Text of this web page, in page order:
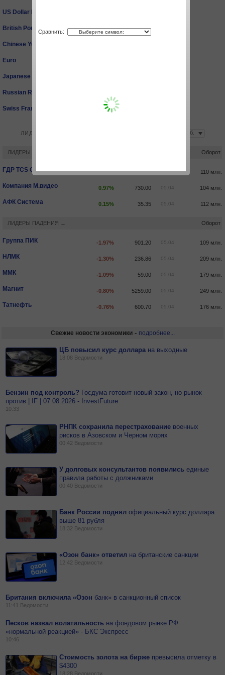
US Dollar Index
British Pound 0.78% 1.2584
Chinese Yuan
Euro
Japanese Yen
Russian Ruble
Swiss Franc -0.81%
ЛИДЕРЫ РОСТА И ПАДЕНИЯ
ЛИДЕРЫ РОСТА → Оборот
ГДР TCS Group Holding ORD SHS 1.14% 4749.60 05.04 110 млн.
Компания М.видео 0.97% 730.00 05.04 104 млн.
АФК Система 0.15% 35.35 05.04 112 млн.
ЛИДЕРЫ ПАДЕНИЯ → Оборот
Группа ПИК -1.97% 901.20 05.04 109 млн.
НЛМК -1.30% 236.86 05.04 209 млн.
ММК -1.09% 59.00 05.04 179 млн.
Магнит -0.80% 5259.00 05.04 249 млн.
Татнефть -0.76% 600.70 05.04 176 млн.
Свежие новости экономики- подробнее...
ЦБ повысил курс доллара на выходные
18:08 Ведомости
Бензин под контроль? Госдума готовит новый закон, но рынок
против | IF | 07.08.2026 - InvestFuture
10:33
РНПК сохранила перестрахование военных
рисков в Азовском и Черном морях
00:42 Ведомости
У долговых консультантов появилисьединые
правила работы с должниками
00:40 Ведомости
Банк России поднялофициальный курс доллара
выше 81 рубля
18:32 Ведомости
«Озон банк» ответил на британские санкции
12:42 Ведомости
Британия включила «Озон банк» в санкционный список
11:41 Ведомости
Песков назвал волатильность нафондовом рынке РФ
«нормальной реакцией» - БКС Экспресс
10:46
Стоимость золота на бирже превысила отметку в
$4300
18:28 Ведомости
Сравнить: